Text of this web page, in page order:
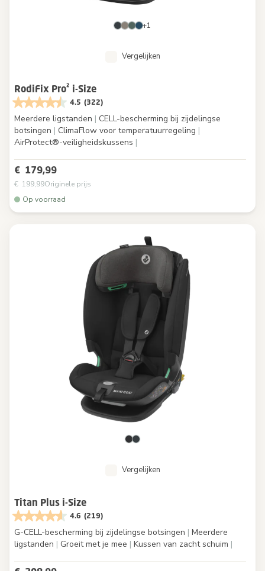
+1
Vergelijken
RodiFix Pro² i-Size
4.5 (322)
Meerdere ligstanden | CELL-bescherming bij zijdelingse
botsingen | ClimaFlow voor temperatuurregeling |
AirProtect®-veiligheidskussens |
€ 179,99
€ 199,99Originele prijs
Op voorraad
Vergelijken
Titan Plus i-Size
4.6 (219)
G-CELL-bescherming bij zijdelingse botsingen | Meerdere
ligstanden | Groeit met je mee | Kussen van zacht schuim |